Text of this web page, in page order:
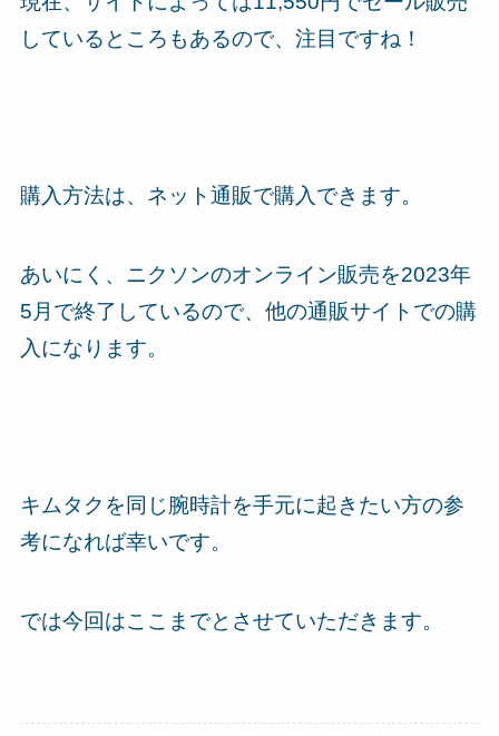
しているところもあるので、注目ですね！
購入方法は、ネット通販で購入できます。
あいにく、ニクソンのオンライン販売を2023年
5月で終了しているので、他の通販サイトでの購
入になります。
キムタクを同じ腕時計を手元に起きたい方の参
考になれば幸いです。
では今回はここまでとさせていただきます。